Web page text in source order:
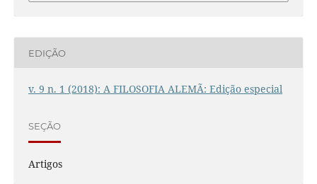
EDIÇÃO
v. 9 n. 1 (2018): A FILOSOFIA ALEMÃ: Edição especial
SEÇÃO
Artigos